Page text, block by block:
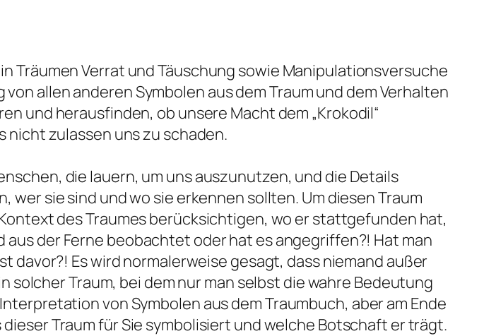
Träumen Verrat und Täuschung sowie Manipulationsversuche
allen anderen Symbolen aus dem Traum und dem Verhalten
und herausfinden, ob unsere Macht dem „Krokodil“
zulassen uns zu schaden.
die lauern, um uns auszunutzen, und die Details
sie sind und wo sie erkennen sollten. Um diesen Traum
des Traumes berücksichtigen, wo er stattgefunden hat,
der Ferne beobachtet oder hat es angegriffen?! Hat man
Es wird normalerweise gesagt, dass niemand außer
Traum, bei dem nur man selbst die wahre Bedeutung
von Symbolen aus dem Traumbuch, aber am Ende
Traum für Sie symbolisiert und welche Botschaft er trägt.